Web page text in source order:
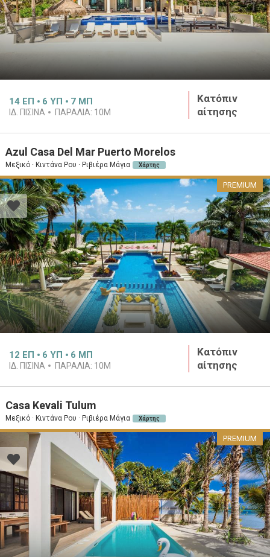
14 ΕΠ 6 ΥΠ 7 ΜΠ
ΙΔ. ΠΙΣΙΝΑ ΠΑΡΑΛΙΑ: 10M
Κατόπιν
αίτησης
Azul Casa Del Mar Puerto Morelos
Μεξικό · Κιντάνα Ρου · Ριβιέρα Μάγια Χάρτης
PREMIUM
12 ΕΠ 6 ΥΠ 6 ΜΠ
ΙΔ. ΠΙΣΙΝΑ ΠΑΡΑΛΙΑ: 10M
Κατόπιν
αίτησης
Casa Kevali Tulum
Μεξικό · Κιντάνα Ρου · Ριβιέρα Μάγια Χάρτης
PREMIUM